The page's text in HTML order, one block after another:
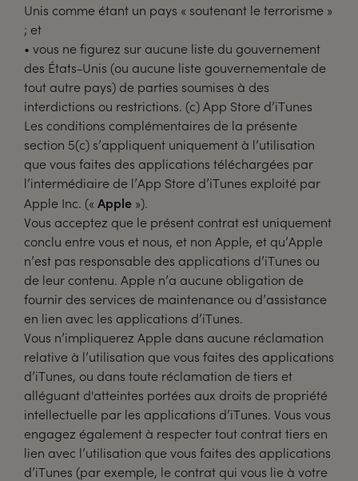
Unis comme étant un pays « soutenant le terrorisme »
; et
• vous ne figurez sur aucune liste du gouvernement
des États-Unis (ou aucune liste gouvernementale de
tout autre pays) de parties soumises à des
interdictions ou restrictions. (c) App Store d’iTunes
Les conditions complémentaires de la présente
section 5(c) s’appliquent uniquement à l’utilisation
que vous faites des applications téléchargées par
l’intermédiaire de l’App Store d’iTunes exploité par
Apple Inc. (« Apple »).
Vous acceptez que le présent contrat est uniquement
conclu entre vous et nous, et non Apple, et qu’Apple
n’est pas responsable des applications d’iTunes ou
de leur contenu. Apple n’a aucune obligation de
fournir des services de maintenance ou d’assistance
en lien avec les applications d’iTunes.
Vous n’impliquerez Apple dans aucune réclamation
relative à l’utilisation que vous faites des applications
d’iTunes, ou dans toute réclamation de tiers et
alléguant d'atteintes portées aux droits de propriété
intellectuelle par les applications d’iTunes. Vous vous
engagez également à respecter tout contrat tiers en
lien avec l’utilisation que vous faites des applications
d’iTunes (par exemple, le contrat qui vous lie à votre